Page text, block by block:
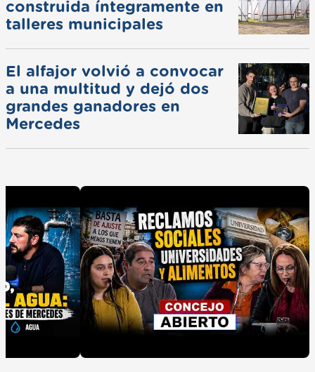
construida íntegramente en
talleres municipales
El alfajor volvió a convocar
a una multitud y dejó dos
grandes ganadores en
Mercedes